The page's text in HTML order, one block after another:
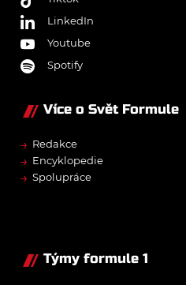
LinkedIn
Youtube
Spotify
Více o Svět Formule
→ Redakce
→ Encyklopedie
→ Spolupráce
Týmy formule 1